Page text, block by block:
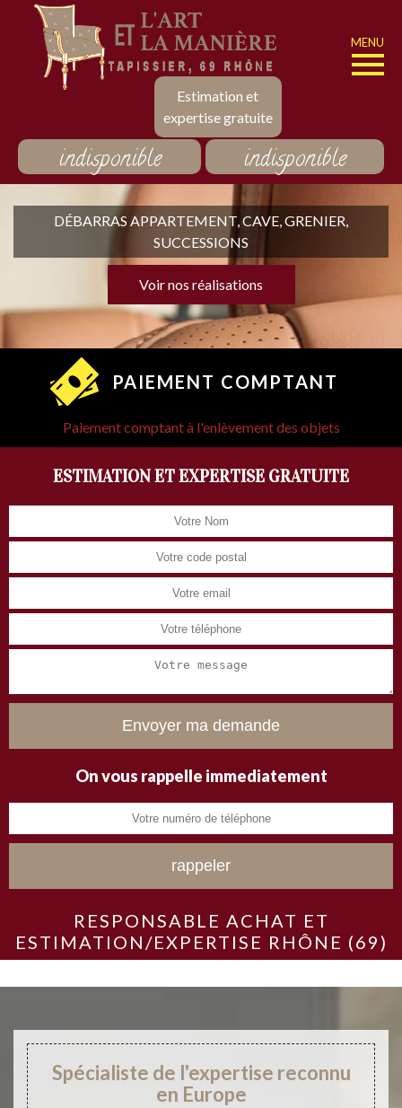
Estimation et
expertise gratuite
MENU
indisponible indisponible
DÉBARRAS APPARTEMENT, CAVE, GRENIER,
SUCCESSIONS
Voir nos réalisations
PAIEMENT COMPTANT
Paiement comptant à l'enlèvement des objets
ESTIMATION ET EXPERTISE GRATUITE
On vous rappelle immediatement
RESPONSABLE ACHAT ET
ESTIMATION/EXPERTISE RHÔNE (69)
Spécialiste de l'expertise reconnu
en Europe